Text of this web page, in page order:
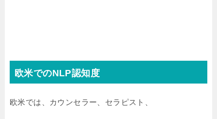
欧米でのNLP認知度
欧米では、カウンセラー、セラピスト、